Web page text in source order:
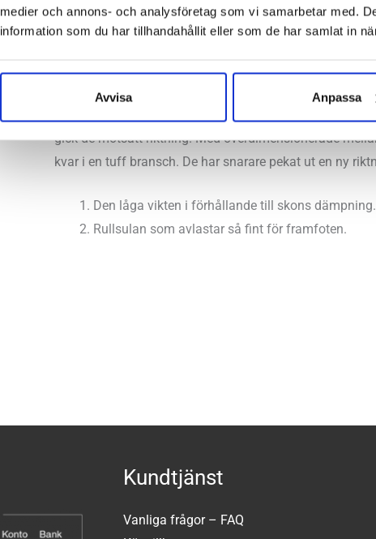
medier och annons- och analysföretag som vi samarbetar med.
information som du har tillhandahållit eller som de har samlat in
Avvisa Anpassa
Allt började med frågan: Hur kan vi springa snabbare
skulle ta dem vidare till att grunda Hoka One One.
gick de motsatt riktning. Med överdimensionerade
kvar i en tuff bransch. De har snarare pekat ut en ny
Den låga vikten i förhållande till skons dämpning.
Rullsulan som avlastar så fint för framfoten.
Kundtjänst
Vanliga frågor – FAQ